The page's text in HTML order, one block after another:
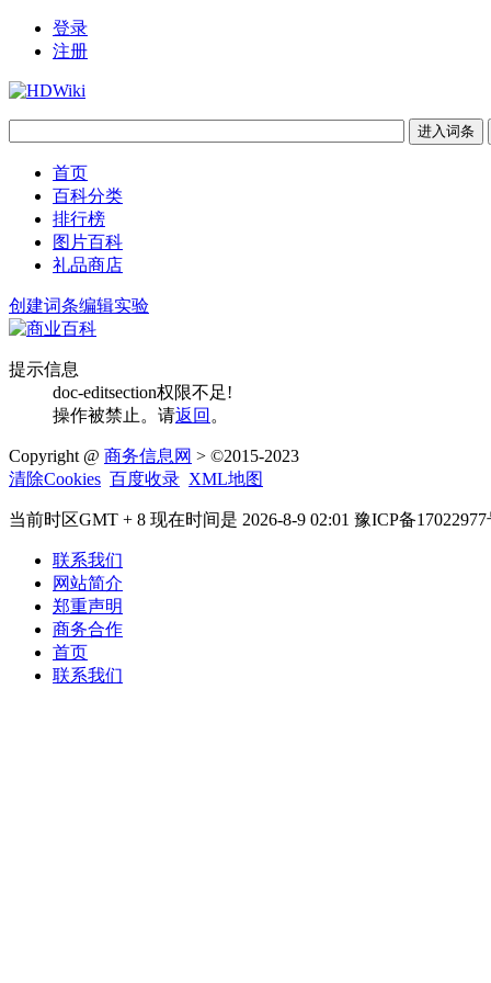
登录
注册
首页
百科分类
排行榜
图片百科
礼品商店
创建词条编辑实验
提示信息
doc-editsection权限不足!
操作被禁止。请返回 。
Copyright @ 商务信息网 > ©2015-2023
清除Cookies 百度收录 XML地图
当前时区GMT + 8 现在时间是 2026-8-9 02:01 豫ICP备17022977
联系我们
网站简介
郑重声明
商务合作
首页
联系我们